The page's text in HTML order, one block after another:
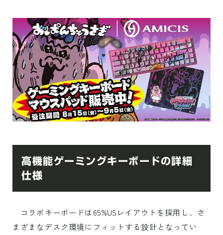
高機能ゲーミングキーボードの詳細
仕様
コラボキーボードは65%USレイアウトを採用し、さ
まざまなデスク環境にフィットする設計となってい